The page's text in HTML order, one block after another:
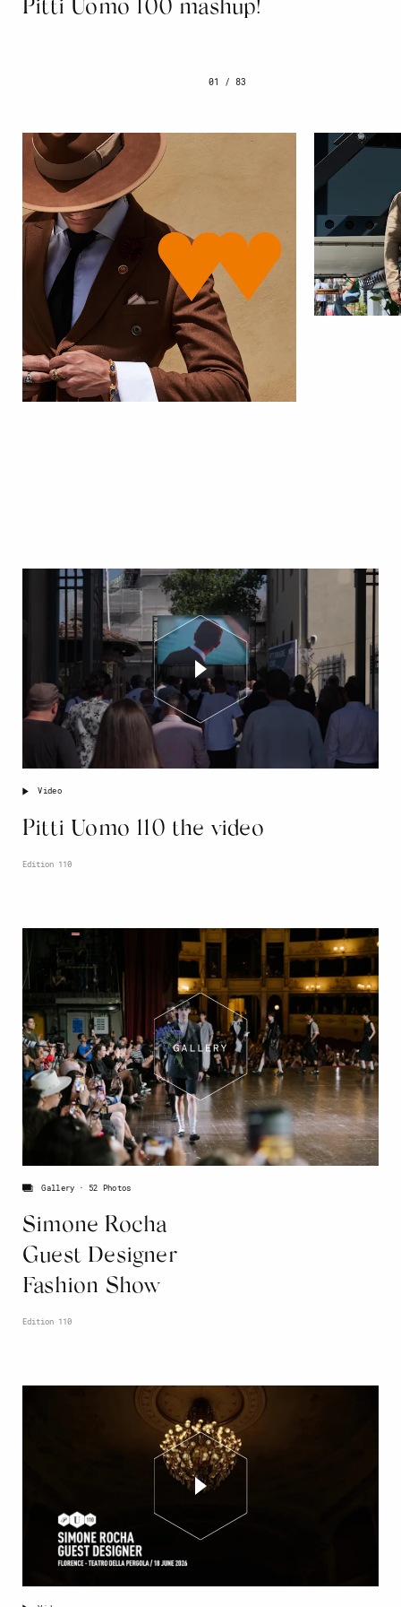
Pitti Uomo 100 mashup!
01 / 83
Pitti Uomo 110 the video
Video
Edition 110
Simone Rocha
Guest Designer
Fashion Show
Gallery 52 Photos
Edition 110